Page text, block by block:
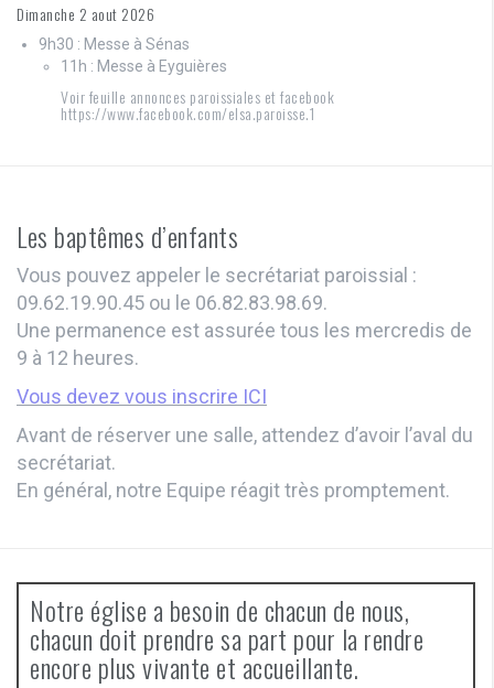
Dimanche 2 aout 2026
9h30 : Messe à Sénas
11h : Messe à Eyguières
Voir feuille annonces paroissiales et facebook
https://www.facebook.com/elsa.paroisse.1
Les baptêmes d’enfants
Vous pouvez appeler le secrétariat paroissial :
09.62.19.90.45 ou le 06.82.83.98.69.
Une permanence est assurée tous les mercredis de
9 à 12 heures.
Vous devez vous inscrire ICI
Avant de réserver une salle, attendez d’avoir l’aval du
secrétariat.
En général, notre Equipe réagit très promptement.
Notre église a besoin de chacun de nous,
chacun doit prendre sa part pour la rendre
encore plus vivante et accueillante.